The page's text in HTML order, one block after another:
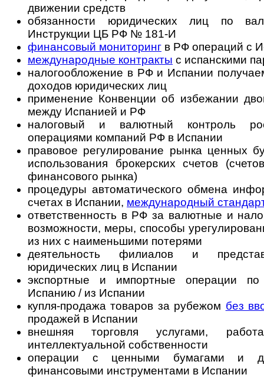
движении средств
обязанности юридических лиц по
Инструкции ЦБ РФ № 181-И
финансовый мониторинг в РФ операций с
международные контракты с испанскими
налогообложение в РФ и Испании
доходов юридических лиц
применение Конвенции об избежании
между Испанией и РФ
налоговый и валютный контроль
операциями компаний РФ в Испании
правовое регулирование рынка ценных
использования брокерских счетов
финансового рынка)
процедуры автоматического обмена
счетах в Испании, международный
ответственность в РФ за валютные и
возможности, меры, способы
из них с наименьшими потерями
деятельность филиалов и
юридических лиц в Испании
экспортные и импортные операции
Испанию / из Испании
купля-продажа товаров за рубежом без
продажей в Испании
внешняя торговля услугами,
интеллектуальной собственности
операции с ценными бумагами и
финансовыми инструментами в Испании